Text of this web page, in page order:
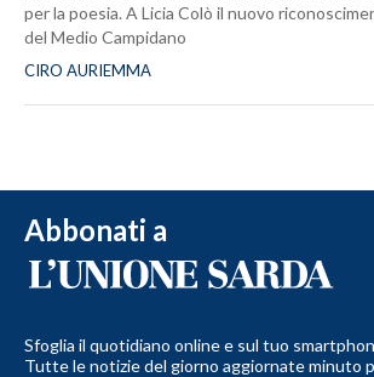
per la poesia. A Licia Colò il nuovo
del Medio Campidano
CIRO AURIEMMA
Abbonati a
Sfoglia il quotidiano online e sul tuo
Tutte le notizie del giorno aggiornate minuto